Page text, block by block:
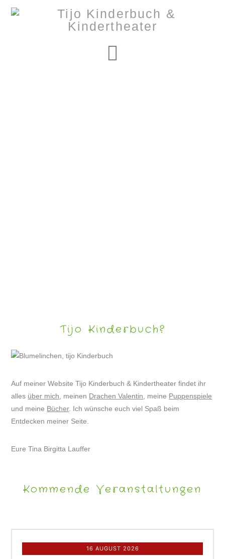
Tijo Kinderbuch?
Auf meiner Website Tijo Kinderbuch & Kindertheater findet ihr
alles über mich , meinen Drachen Valentin , meine Puppenspiele
und meine Bücher. Ich wünsche euch viel Spaß beim
Entdecken meiner Seite.
Eure Tina Birgitta Lauffer
Kommende Veranstaltungen
16 AUGUST 2026